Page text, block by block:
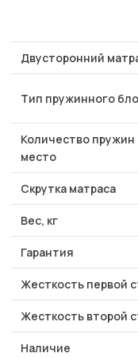
Двусторонний
Тип пружинного
Количество пружин
место
Скрутка матраса
Вес, кг
Гарантия
Жесткость первой
Жесткость второй
Наличие